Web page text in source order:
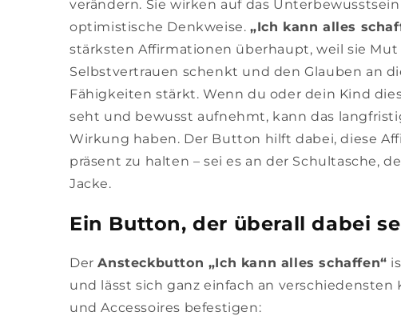
verändern. Sie wirken auf das
optimistische Denkweise.„Ich kann alles
stärksten Affirmationen überhaupt, weil sie Mut
Selbstvertrauen schenkt und den Glauben an
Fähigkeiten stärkt. Wenn du oder dein Kind
seht und bewusst aufnehmt, kann das
Wirkung haben. Der Button hilft dabei, diese
präsent zu halten – sei es an der Schultasche,
Jacke.
Ein Button, der überall dabei
DerAnsteckbutton „Ich kann alles schaffen“
und lässt sich ganz einfach an verschiedensten
und Accessoires befestigen: